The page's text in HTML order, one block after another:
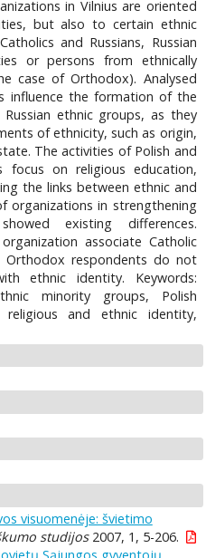
in Vilnius are oriented
but also to certain ethnic
and Russians, Russian
or persons from ethnically
case of Orthodox). Analysed
influence the formation of the
ethnic groups, as they
of ethnicity, such as origin,
The activities of Polish and
focus on religious education,
the links between ethnic and
organizations in strengthening
existing differences.
associate Catholic
respondents do not
ethnic identity. Keywords:
minority groups, Polish
religious and ethnic identity,
visuomenėje: švietimo
studijos2007, 1, 5-206.